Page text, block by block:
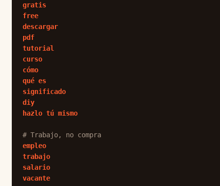
gratis
free
descargar
pdf
tutorial
curso
cómo
qué es
significado
diy
hazlo tú mismo
# Trabajo, no compra
empleo
trabajo
salario
vacante